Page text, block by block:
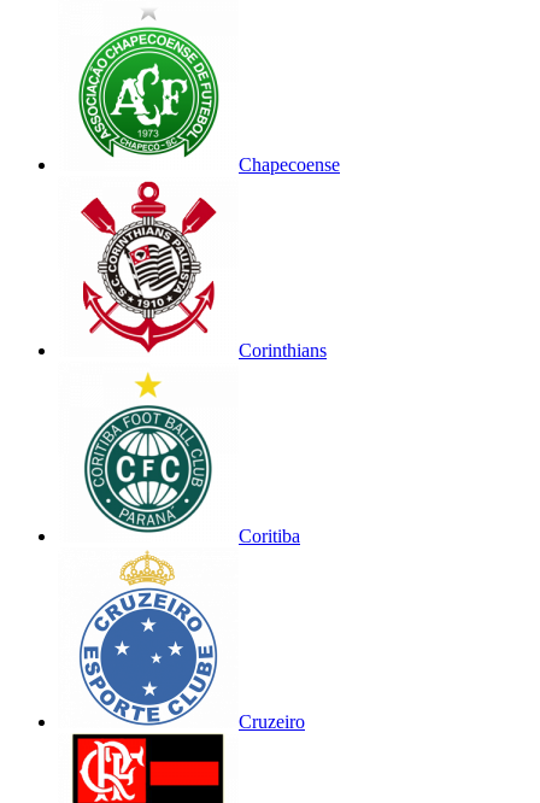
Chapecoense
Corinthians
Coritiba
Cruzeiro